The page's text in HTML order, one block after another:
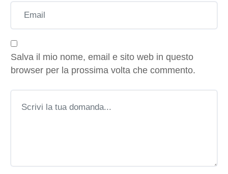
Salva il mio nome, email e sito web in questo
browser per la prossima volta che commento.